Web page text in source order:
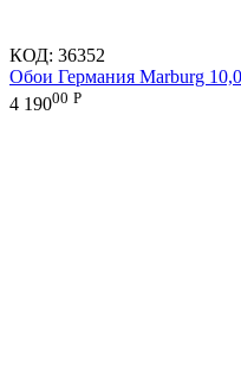
КОД: 36352
Обои Германия Marburg
4 19000 Р